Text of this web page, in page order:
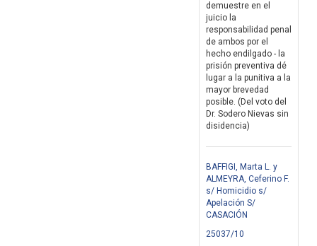
demuestre en el
juicio la
responsabilidad penal
de ambos por el
hecho endilgado - la
prisión preventiva dé
lugar a la punitiva a la
mayor brevedad
posible. (Del voto del
Dr. Sodero Nievas sin
disidencia)
BAFFIGI, Marta L. y
ALMEYRA, Ceferino F.
s/ Homicidio s/
Apelación S/
CASACIÓN
25037/10